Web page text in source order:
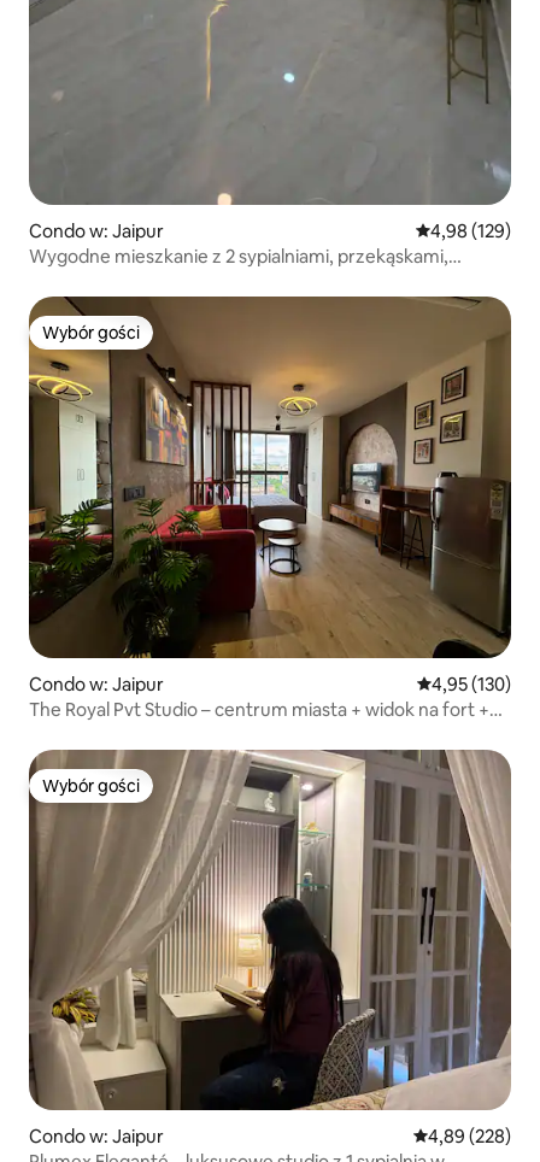
Condo w: Jaipur Średnia
4,98 (129)
Wygodne mieszkanie z 2 sypialniami, przekąskami,
Wybór gości
Wybór gości
Condo w: Jaipur Średnia
4,95 (130)
The Royal Pvt Studio – centrum miasta + widok na fort +
Wybór gości
Wybór gości
Condo w: Jaipur Średnia
4,89 (228)